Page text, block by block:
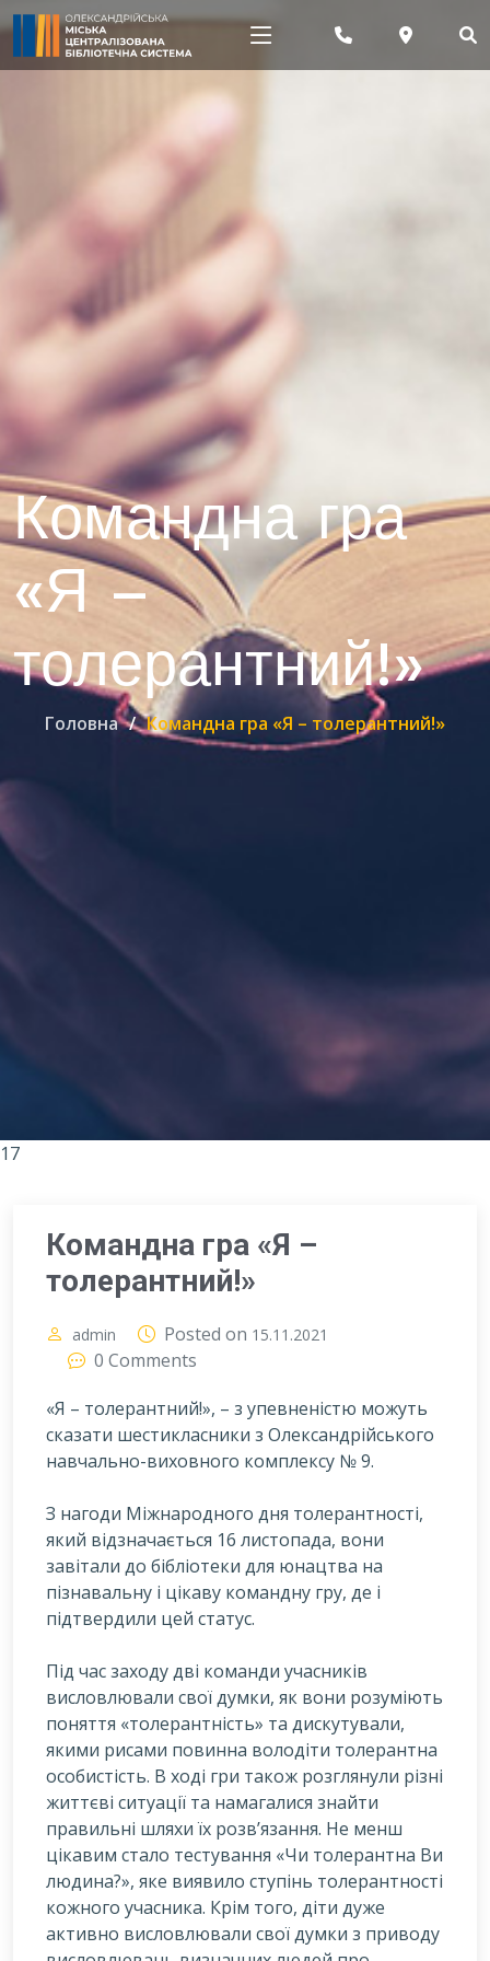
Командна гра
«Я –
толерантний!»
Головна Командна гра «Я – толерантний!»
17
Командна гра «Я –
толерантний!»
admin Posted on 15.11.2021
0 Comments
«Я – толерантний!», – з упевненістю можуть
сказати шестикласники з Олександрійського
навчально-виховного комплексу № 9.
З нагоди Міжнародного дня толерантності,
який відзначається 16 листопада, вони
завітали до бібліотеки для юнацтва на
пізнавальну і цікаву командну гру, де і
підтвердили цей статус.
Під час заходу дві команди учасників
висловлювали свої думки, як вони розуміють
поняття «толерантність» та дискутували,
якими рисами повинна володіти толерантна
особистість. В ході гри також розглянули різні
життєві ситуації та намагалися знайти
правильні шляхи їх розв’язання. Не менш
цікавим стало тестування «Чи толерантна Ви
людина?», яке виявило ступінь толерантності
кожного учасника. Крім того, діти дуже
активно висловлювали свої думки з приводу